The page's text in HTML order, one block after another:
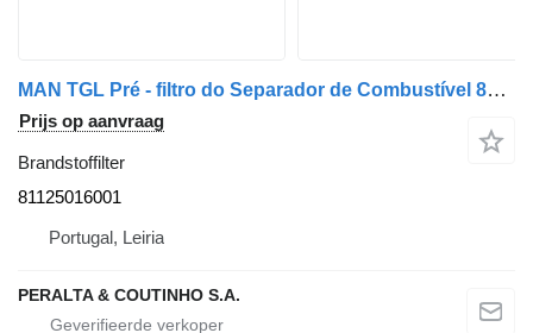
MAN TGL Pré - filtro do Separador de Combustível 81125016001 brandstoffilter voor MAN TGL vrachtwagen
Prijs op aanvraag
Brandstoffilter
81125016001
Portugal, Leiria
PERALTA & COUTINHO S.A.